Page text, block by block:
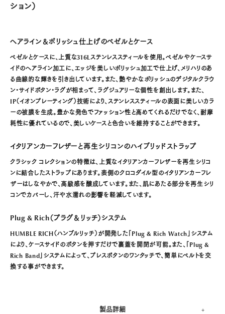
ション）
ヘアライン＆ポリッシュ仕上げのベゼルとケース
ベゼルとケースに、上質な316Lステンレススティールを使用。ベゼルやケースサ
イドのヘアライン加工に、エッジを美しいポリッシュ加工で仕上げ、メリハリのあ
る曲線的な輝きを引き出しています。また、艶やかなポリッシュのデジタルクラウ
ン・サイドボタン・ラグが相まって、ラグジュアリーな個性を創出します。また、
IP（イオンプレーティング）技術により、ステンレススティールの表面に美しいカラ
ーの被膜を生成。豊かな発色でファッション性と高めてくれるだけでなく、耐摩
耗性に優れているので、美しいケースと色合いを維持することができます。
イタリアンカーフレザーと再生シリコンのハイブリッドストラップ
クラシック コレクションの特徴は、上質なイタリアンカーフレザーを再生シリコ
ンに結合したストラップにあります。表側のクロコダイル型のイタリアンカーフレ
ザーはしなやかで、高級感を醸成しています。また、肌にあたる部分を再生シリ
コンでカバーし、汗や水濡れの影響を軽減しています。
Plug & Rich（プラグ＆リッチ）システム
HUMBLE RICH（ハンブルリッチ）が開発した「Plug & Rich Watch」システム
により、ケースサイドのボタンを押すだけで裏蓋を開閉が可能。また、「Plug &
Rich Band」システムによって、プレスボタンのワンタッチで、簡単にベルトを交
換する事ができます。
製品詳細